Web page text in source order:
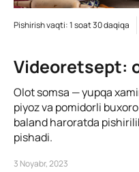
Pishirish vaqti: 1 soat 30 daqiqa
Videoretsept:
Olot somsa — yupqa
piyoz va pomidorli
baland haroratda
pishadi.
3 Noyabr, 2023